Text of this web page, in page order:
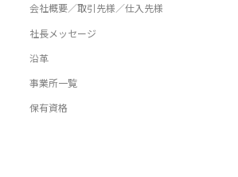
会社概要／取引先様／仕入先様
社長メッセージ
沿革
事業所一覧
保有資格